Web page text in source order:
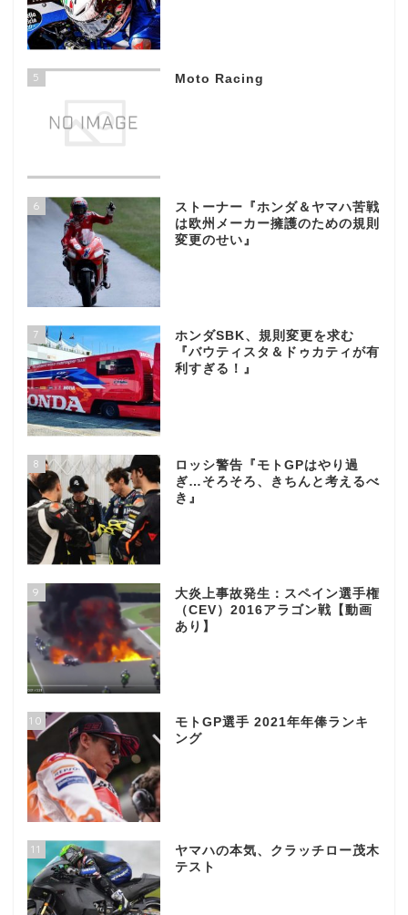
5 Moto Racing
6
ストーナー『ホンダ＆ヤマハ苦戦
は欧州メーカー擁護のための規則
変更のせい』
7
ホンダSBK、規則変更を求む
『バウティスタ＆ドゥカティが有
利すぎる！』
8
ロッシ警告『モトGPはやり過
ぎ…そろそろ、きちんと考えるべ
き』
9
大炎上事故発生：スペイン選手権
（CEV）2016アラゴン戦【動画
あり】
10
モトGP選手 2021年年俸ランキ
ング
11
ヤマハの本気、クラッチロー茂木
テスト